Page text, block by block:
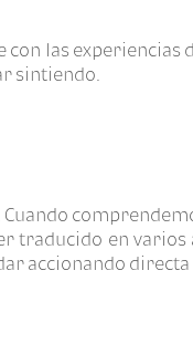
las experiencias
sintiendo.
traducido en varios
accionando